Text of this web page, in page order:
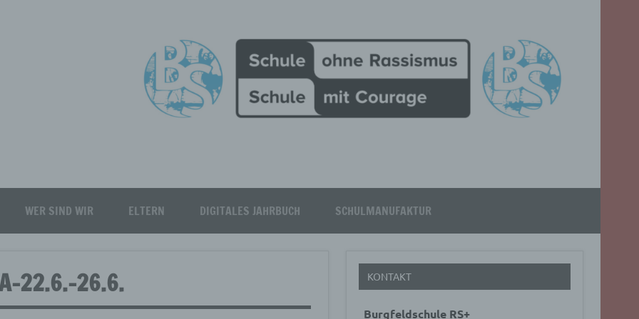
Burgfeld Realschule plus
WER SIND WIR ELTERN DIGITALES JAHRBUCH SCHULMANUFAKTUR
22.6.-26.6. KONTAKT
Burgfeldschule RS+